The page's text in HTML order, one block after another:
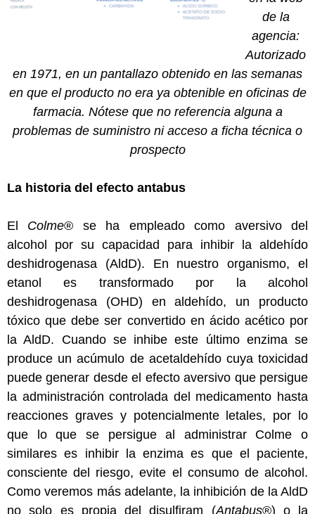
de la
agencia:
Autorizado
en 1971, en un pantallazo obtenido en las semanas
en que el producto no era ya obtenible en oficinas de
farmacia. Nótese que no referencia alguna a
problemas de suministro ni acceso a ficha técnica o
prospecto
La historia del efecto antabus
El Colme® se ha empleado como aversivo del
alcohol por su capacidad para inhibir la aldehído
deshidrogenasa (AldD). En nuestro organismo, el
etanol es transformado por la alcohol
deshidrogenasa (OHD) en aldehído, un producto
tóxico que debe ser convertido en ácido acético por
la AldD. Cuando se inhibe este último enzima se
produce un acúmulo de acetaldehído cuya toxicidad
puede generar desde el efecto aversivo que persigue
la administración controlada del medicamento hasta
reacciones graves y potencialmente letales, por lo
que lo que se persigue al administrar Colme o
similares es inhibir la enzima es que el paciente,
consciente del riesgo, evite el consumo de alcohol.
Como veremos más adelante, la inhibición de la AldD
no solo es propia del disulfiram (Antabus®) o la